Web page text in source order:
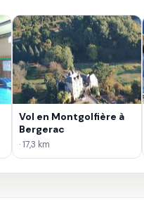
Vol en Montgolfière à
Bergerac
· 17,3 km